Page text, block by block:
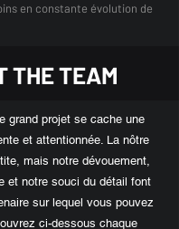
en constante évolution de
THE TEAM
grand projet se cache une
et attentionnée. La nôtre
mais notre dévouement,
et notre souci du détail font
sur lequel vous pouvez
ci-dessous chaque